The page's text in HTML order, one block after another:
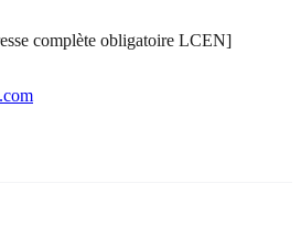
complète obligatoire LCEN]